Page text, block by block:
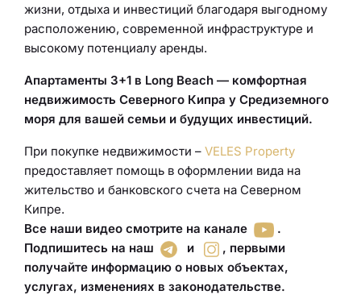
жизни, отдыха и инвестиций благодаря выгодному
расположению, современной инфраструктуре и
высокому потенциалу аренды.
Апартаменты 3+1 в Long Beach — комфортная
недвижимость Северного Кипра у Средиземного
моря для вашей семьи и будущих инвестиций.
При покупке недвижимости – VELES Property
предоставляет помощь в оформлении вида на
жительство и банковского счета на Северном
Кипре.
Все наши видео смотрите на канале
.
Подпишитесь на наш
и , первыми
получайте информацию о новых объектах,
услугах, изменениях в законодательстве.